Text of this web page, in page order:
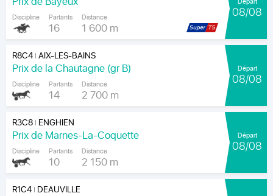
Discipline Partants
16
Distance
1 600 m
08/08
R8C4|AIX-LES-BAINS
Prix de la Chautagne (gr B)
Discipline Partants
14
Distance
2 700 m
Départ
08/08
R3C8| ENGHIEN
Prix de Marnes-La-Coquette
Discipline Partants
10
Distance
2 150 m
Départ
08/08
R1C4| DEAUVILLE